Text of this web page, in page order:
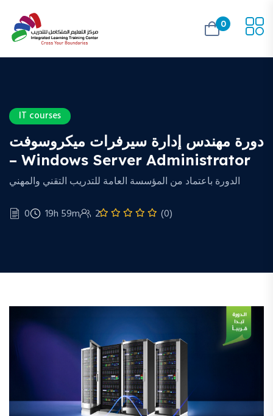
0
IT courses
دورة مهندس إدارة سيرفرات ميكروسوفت
– Windows Server Administrator
الدورة باعتماد من المؤسسة العامة للتدريب التقني والمهني
0 19h 59m 2 (0)